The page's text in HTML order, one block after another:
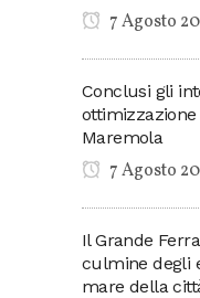
7 Agosto
Conclusi gli
Maremola
7 Agosto
Il Grande
culmine degli
mare della